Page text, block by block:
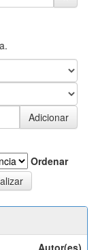
Ordenar
Autor(es)